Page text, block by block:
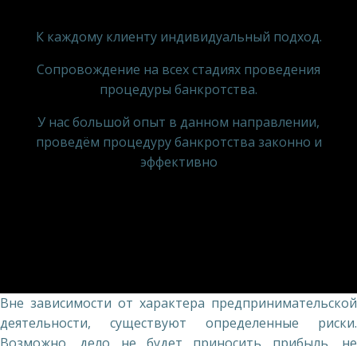
К каждому клиенту индивидуальный подход.
Сопровождение на всех стадиях проведения
процедуры банкротства.
У нас большой опыт в данном направлении,
проведём процедуру банкротства законно и
эффективно
Вне зависимости от характера предпринимательской
деятельности, существуют определенные риски.